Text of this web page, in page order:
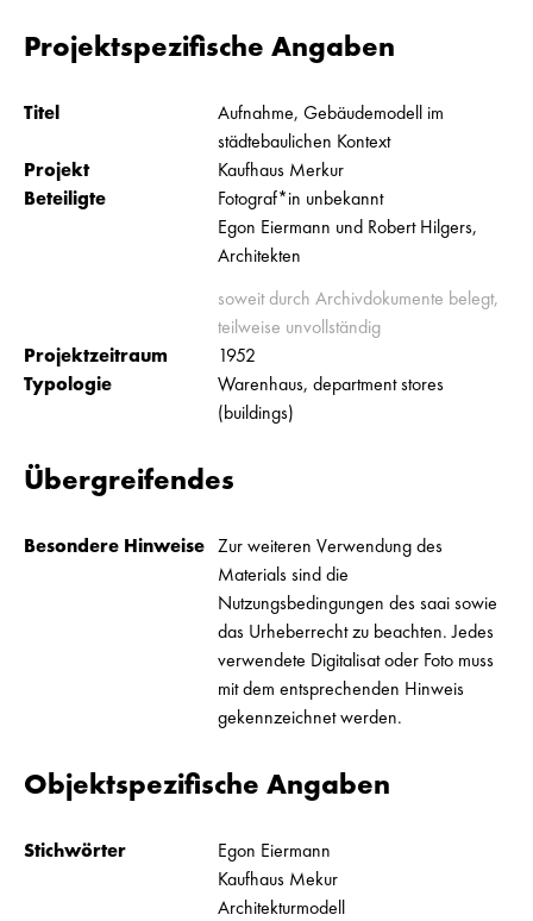
Projektspezifische Angaben
Titel
Aufnahme, Gebäudemodell im
städtebaulichen Kontext
Projekt
Kaufhaus Merkur
Beteiligte
Fotograf*in unbekannt
Egon Eiermann und Robert Hilgers,
Architekten
soweit durch Archivdokumente belegt,
teilweise unvollständig
Projektzeitraum
1952
Typologie
Warenhaus, department stores
(buildings)
Übergreifendes
Besondere Hinweise Zur weiteren Verwendung des
Materials sind die
Nutzungsbedingungen des saai sowie
das Urheberrecht zu beachten. Jedes
verwendete Digitalisat oder Foto muss
mit dem entsprechenden Hinweis
gekennzeichnet werden.
Objektspezifische Angaben
Stichwörter
Egon Eiermann
Kaufhaus Mekur
Architekturmodell